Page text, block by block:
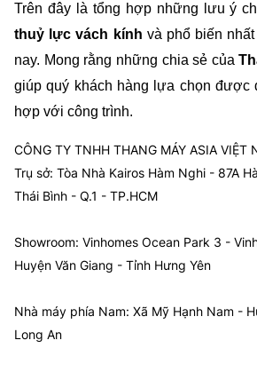
Trên đây là tổng hợp những lưu ý
thuỷ lực vách kính và phổ biến
nay. Mong rằng những chia sẻ của
giúp quý khách hàng lựa chọn được
hợp với công trình.
CÔNG TY TNHH THANG MÁY ASIA VIỆT
Trụ sở: Tòa Nhà Kairos Hàm Nghi - 87A
Thái Bình - Q.1 - TP.HCM
Showroom: Vinhomes Ocean Park 3 -
Huyện Văn Giang - Tỉnh Hưng Yên
Nhà máy phía Nam: Xã Mỹ Hạnh Nam -
Long An